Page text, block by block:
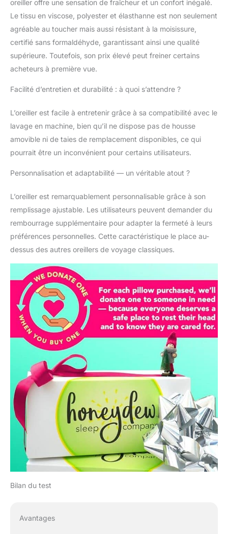
53,3 x 30,5 cm, il est
parfait pour les
équipements de
randonnée, le camping
et pour une utilisation
propre taie d'oreiller et
qui est conçu pour
glisser sur la poignée
de votre valise pour un
confort ultime.
Sensation de confort et
de soutien : nos
qu'entreprise familiale,
nous fabriquons nous-
mêmes tous nos
articles de literie en
utilisant des matériaux
exclusifs. Presque
toutes les autres
dans le monde sous-
traitent la fabrication de
leurs oreillers et
utilisent des restes de
mousse laissés par la
fabrication de matelas.
Chez Honeydew, nos
oreillers en peluche
pour adultes sont
fabriqués à la main à
partir de zéro. Il n'y a
pas un autre oreiller en
mousse à mémoire de
forme sur la planète qui
se sent aussi bien
Hautement
recommandé : les
oreillers de lit
oreiller offre une sensation de fraîcheur et un confort inégalé.
Le tissu en viscose, polyester et élasthanne est non seulement
agréable au toucher mais aussi résistant à la moisissure,
certifié sans formaldéhyde, garantissant ainsi une qualité
supérieure. Toutefois, son prix élevé peut freiner certains
acheteurs à première vue.
Facilité d’entretien et durabilité : à quoi s’attendre ?
L’oreiller est facile à entretenir grâce à sa compatibilité avec le
lavage en machine, bien qu’il ne dispose pas de housse
amovible ni de taies de remplacement disponibles, ce qui
pourrait être un inconvénient pour certains utilisateurs.
Personnalisation et adaptabilité — un véritable atout ?
L’oreiller est remarquablement personnalisable grâce à son
remplissage ajustable. Les utilisateurs peuvent demander du
rembourrage supplémentaire pour adapter la fermeté à leurs
préférences personnelles. Cette caractéristique le place au-
dessus des autres oreillers de voyage classiques.
Bilan du test
Avantages